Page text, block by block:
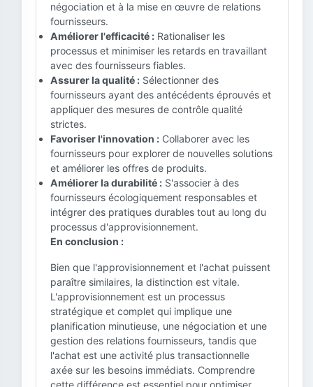
négociation et à la mise en œuvre de relations
fournisseurs.
Améliorer l'efficacité : Rationaliser les
processus et minimiser les retards en travaillant
avec des fournisseurs fiables.
Assurer la qualité : Sélectionner des
fournisseurs ayant des antécédents éprouvés et
appliquer des mesures de contrôle qualité
strictes.
Favoriser l'innovation : Collaborer avec les
fournisseurs pour explorer de nouvelles solutions
et améliorer les offres de produits.
Améliorer la durabilité : S'associer à des
fournisseurs écologiquement responsables et
intégrer des pratiques durables tout au long du
processus d'approvisionnement.
En conclusion :
Bien que l'approvisionnement et l'achat puissent
paraître similaires, la distinction est vitale.
L'approvisionnement est un processus
stratégique et complet qui implique une
planification minutieuse, une négociation et une
gestion des relations fournisseurs, tandis que
l'achat est une activité plus transactionnelle
axée sur les besoins immédiats. Comprendre
cette différence est essentiel pour optimiser